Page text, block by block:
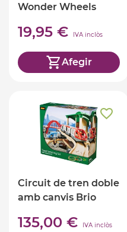
Wonder Wheels
19,95 € IVA inclòs
Afegir
Circuit de tren doble
amb canvis Brio
135,00 € IVA inclòs